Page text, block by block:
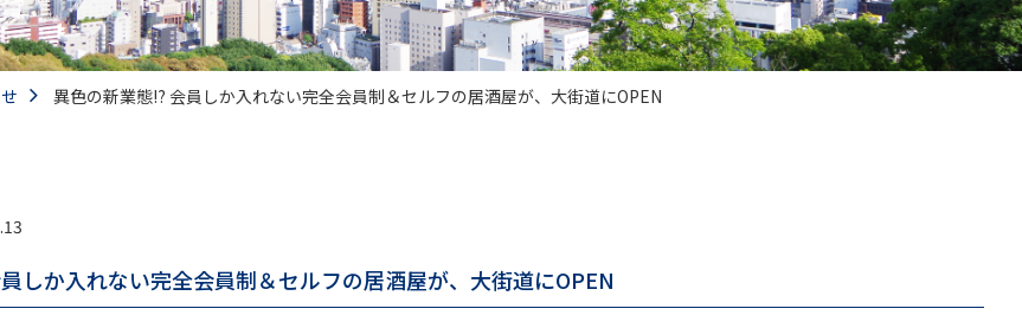
異色の新業態⁉ 会員しか入れない完全会員制＆セルフの居酒屋が、大街道にOPEN
しか入れない完全会員制＆セルフの居酒屋が、大街道にOPEN